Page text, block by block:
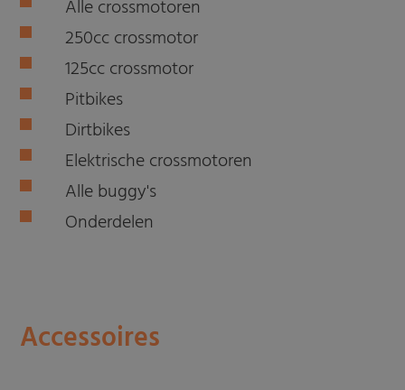
Alle crossmotoren
250cc crossmotor
125cc crossmotor
Pitbikes
Dirtbikes
Elektrische crossmotoren
Alle buggy's
Onderdelen
Accessoires